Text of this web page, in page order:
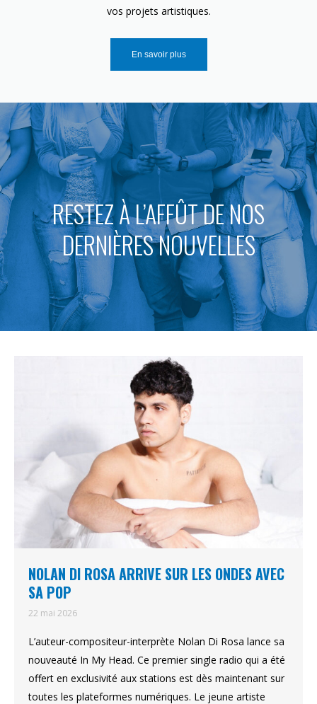
vos projets artistiques.
En savoir plus
RESTEZ À L’AFFÛT DE NOS
DERNIÈRES NOUVELLES
NOLAN DI ROSA ARRIVE SUR LES ONDES AVEC
SA POP
22 mai 2026
L’auteur-compositeur-interprète Nolan Di Rosa lance sa
nouveauté In My Head. Ce premier single radio qui a été
offert en exclusivité aux stations est dès maintenant sur
toutes les plateformes numériques. Le jeune artiste